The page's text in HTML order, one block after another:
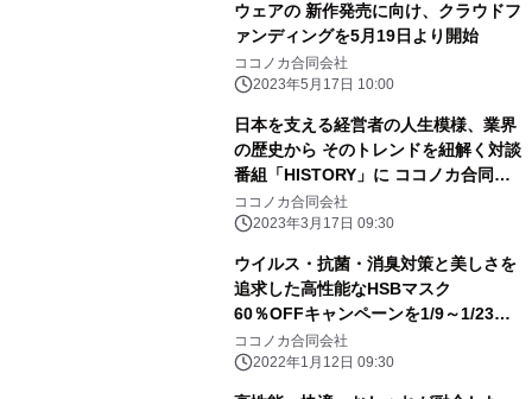
ウェアの 新作発売に向け、クラウドフ
ァンディングを5月19日より開始
ココノカ合同会社
2023年5月17日 10:00
日本を支える経営者の人生模様、業界
の歴史から そのトレンドを紐解く対談
番組「HISTORY」に ココノカ合同会
社代表の星島が出演！
ココノカ合同会社
2023年3月17日 09:30
ウイルス・抗菌・消臭対策と美しさを
追求した高性能なHSBマスク
60％OFFキャンペーンを1/9～1/23の2
週間限定で緊急開催
ココノカ合同会社
2022年1月12日 09:30